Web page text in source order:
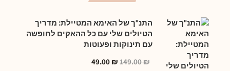
התנ"ך של האימא המטיילת: מדריך
הטיולים שלי עם כל ההאקים לחופשה
עם תינוקות ופעוטות
149.00₪
49.00 ₪